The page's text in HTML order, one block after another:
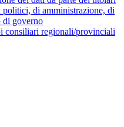
di amministrazione, di
di governo
consiliari regionali/provinciali